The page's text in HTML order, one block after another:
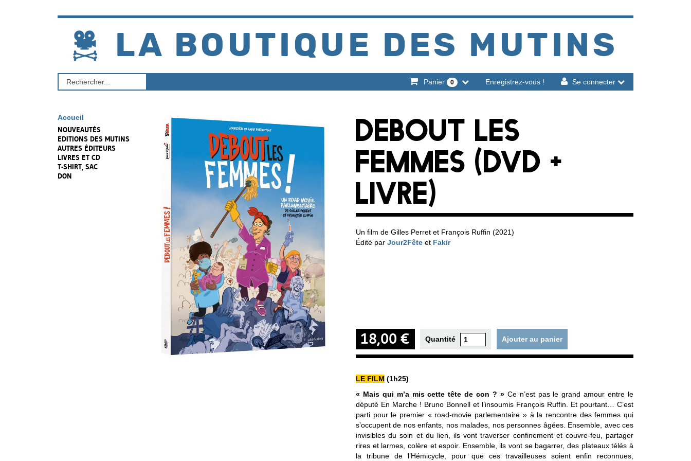
LA BOUTIQUE DES MUTINS
Rechercher
un
Enregistrez-vous ! Se connecter
Panier 0
Accueil
NOUVEAUTÉS
EDITIONS DES MUTINS
AUTRES ÉDITEURS
LIVRES ET CD
T-SHIRT, SAC
DON
DEBOUT LES
FEMMES (DVD +
LIVRE)
Un film de Gilles Perret et François Ruffin (2021)
Édité par Jour2Fête et Fakir
18,00 € Quantité Ajouter au panier
LE FILM (1h25)
« Mais qui m’a mis cette tête de con ? » Ce n’est pas le grand amour entre le
député En Marche ! Bruno Bonnell et l’insoumis François Ruffin. Et pourtant… C’est
parti pour le premier « road-movie parlementaire » à la rencontre des femmes qui
s’occupent de nos enfants, nos malades, nos personnes âgées. Ensemble, avec ces
invisibles du soin et du lien, ils vont traverser confinement et couvre-feu, partager
rires et larmes, colère et espoir. Ensemble, ils vont se bagarrer, des plateaux télés à
la tribune de l’Hémicycle, pour que ces travailleuses soient enfin reconnues,